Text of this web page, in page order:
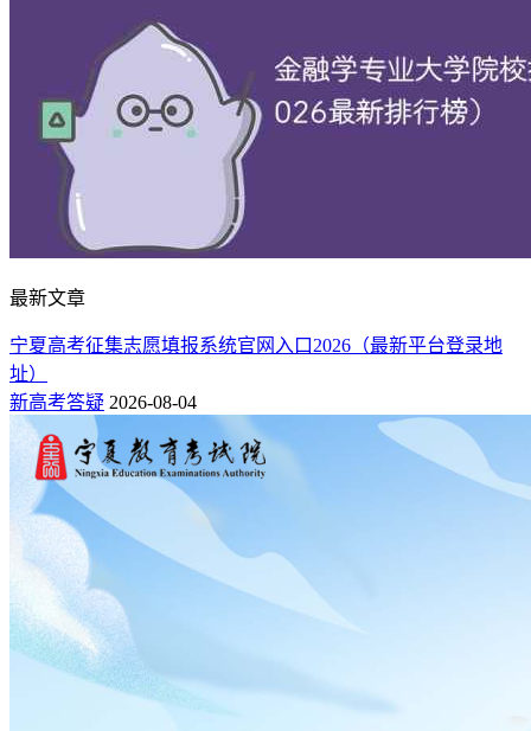
最新文章
宁夏高考征集志愿填报系统官网入口2026（最新平台登录地
址）
新高考答疑 2026-08-04